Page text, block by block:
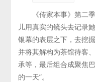
《传家本事》第二
儿用真实的镜头去记录
银幕的表层之下，去挖
并将其解构为茶馆待客
承等，最后组合成聚焦
的一天”。